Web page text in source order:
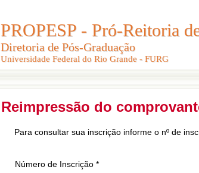
PROPESP - Pró-Reitoria
Diretoria de Pós-Graduação
Universidade Federal do Rio Grande - FURG
PROPESP - Pró-Reitoria
Diretoria de Pós-Graduação
Universidade Federal do Rio Grande - FURG
Reimpressão do
Para consultar sua inscrição informe o nº de
Número de Inscrição *